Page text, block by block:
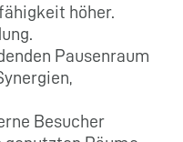
höher.
Pausenraum
Besucher